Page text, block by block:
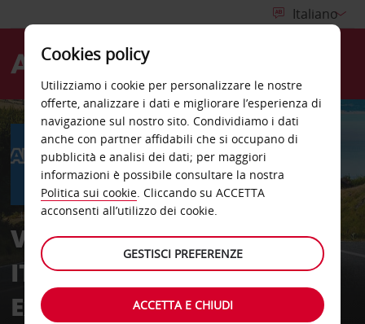
Vantaggi Avis con le Carte
ITA Airways American
Express
Cookies policy
Utilizziamo i cookie per personalizzare le nostre
offerte, analizzare i dati e migliorare l’esperienza di
navigazione sul nostro sito. Condividiamo i dati
anche con partner affidabili che si occupano di
pubblicità e analisi dei dati; per maggiori
informazioni è possibile consultare la nostra
Politica sui cookie. Cliccando su ACCETTA
acconsenti all’utilizzo dei cookie.
GESTISCI PREFERENZE
ACCETTA E CHIUDI